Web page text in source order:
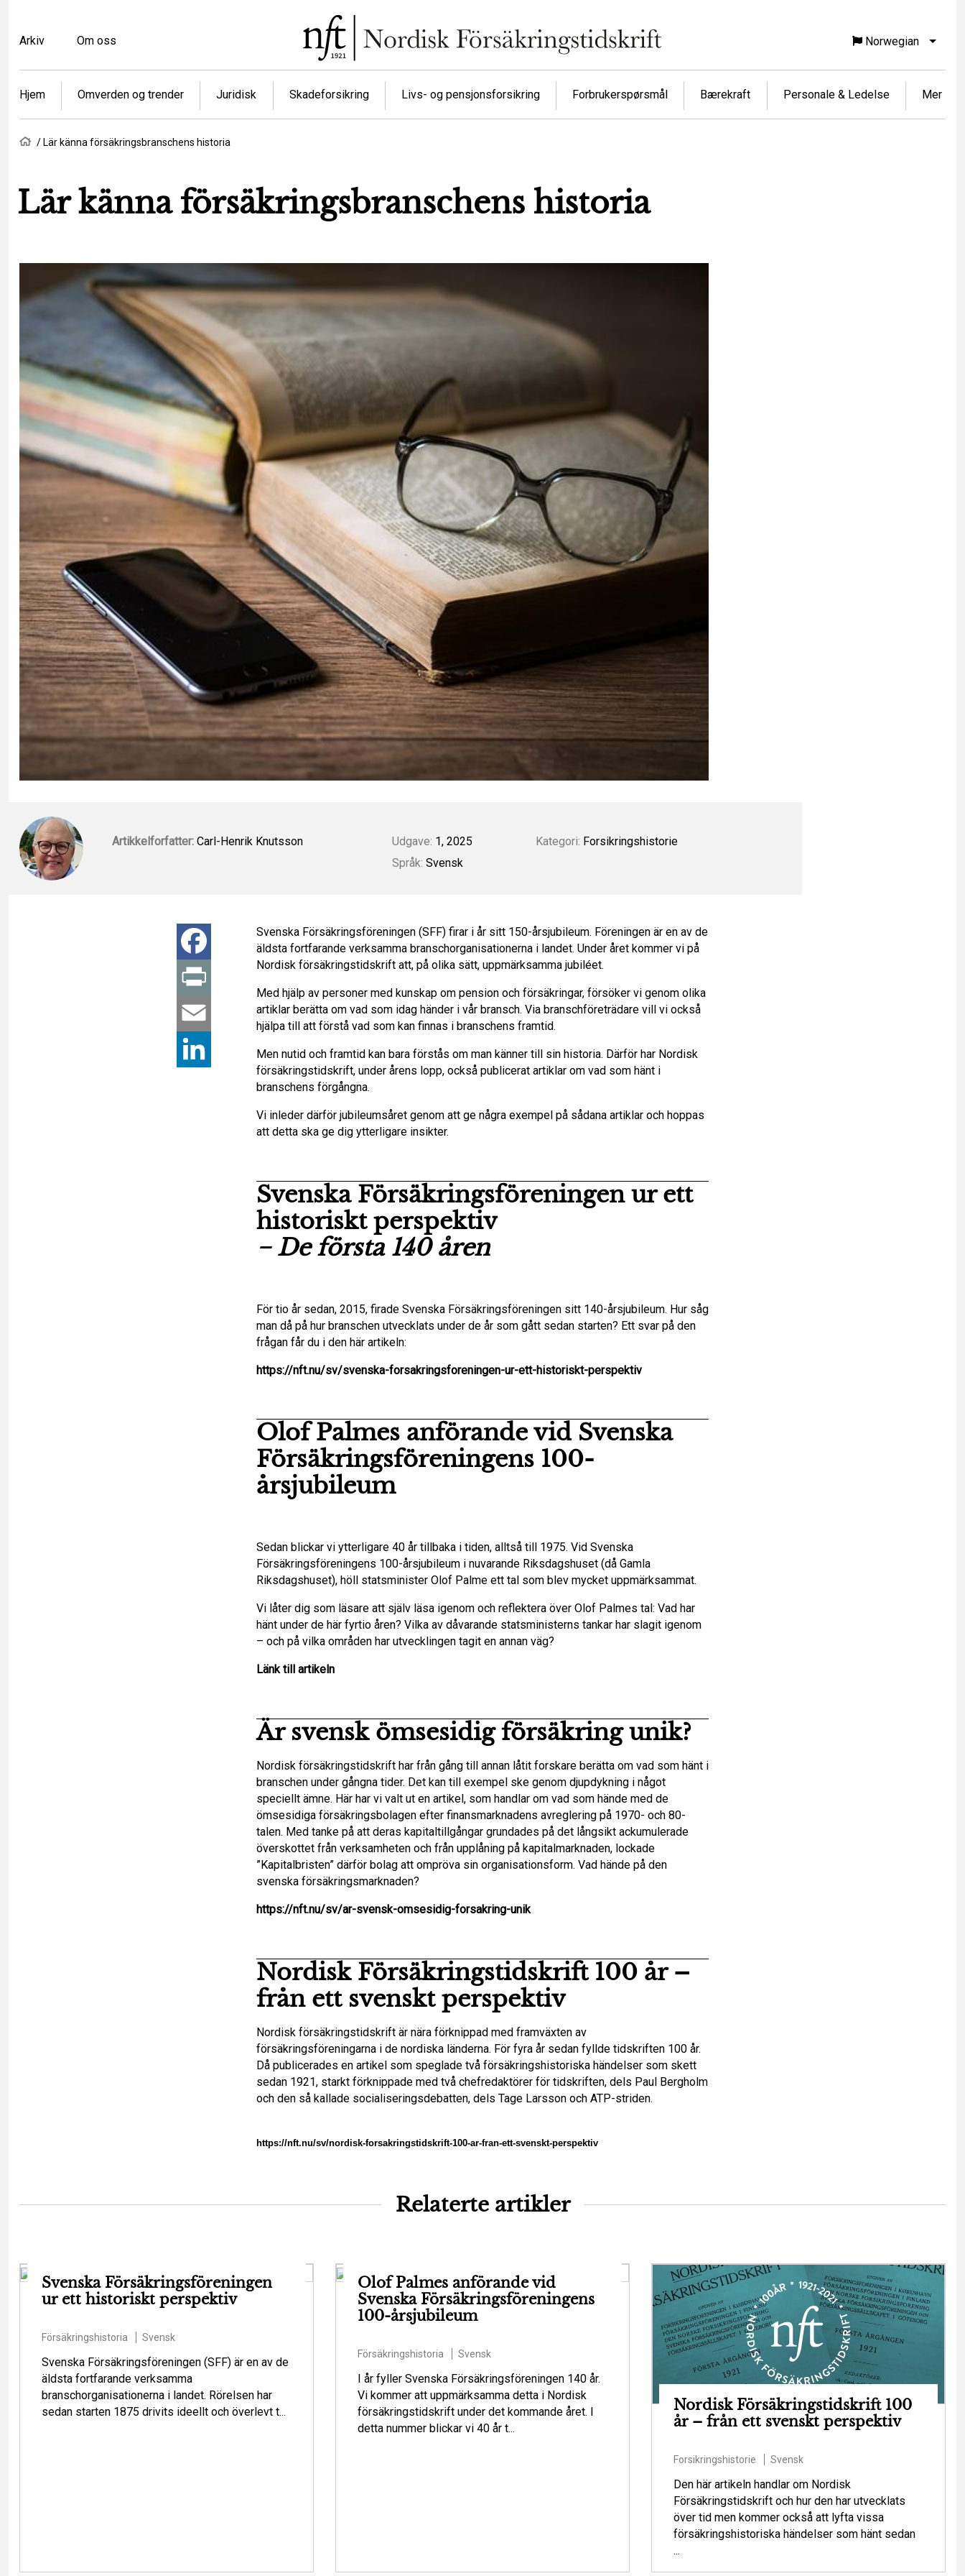
hovedinnhold
Top
menu
Arkiv Om oss Norwegian List
Article
categories
Hjem Omverden og trender Juridisk Skadeforsikring Livs- og pensjonsforsikring Forbrukerspørsmål Bærekraft Personale & Ledelse Mer
Navigasjonssti
Hjem
Lär känna försäkringsbranschens historia
Lär känna försäkringsbranschens historia
Artikkelforfatter: Carl-Henrik Knutsson Udgave: 1, 2025
Språk: Svensk
Kategori: Forsikringshistorie
Svenska Försäkringsföreningen (SFF) firar i år sitt 150-årsjubileum. Föreningen är en av de
äldsta fortfarande verksamma branschorganisationerna i landet. Under året kommer vi på
Nordisk försäkringstidskrift att, på olika sätt, uppmärksamma jubiléet.
Med hjälp av personer med kunskap om pension och försäkringar, försöker vi genom olika
artiklar berätta om vad som idag händer i vår bransch. Via branschföreträdare vill vi också
hjälpa till att förstå vad som kan finnas i branschens framtid.
Men nutid och framtid kan bara förstås om man känner till sin historia. Därför har Nordisk
försäkringstidskrift, under årens lopp, också publicerat artiklar om vad som hänt i
branschens förgångna.
Vi inleder därför jubileumsåret genom att ge några exempel på sådana artiklar och hoppas
att detta ska ge dig ytterligare insikter.
Svenska Försäkringsföreningen ur ett
historiskt perspektiv
− De första 140 åren
För tio år sedan, 2015, firade Svenska Försäkringsföreningen sitt 140-årsjubileum. Hur såg
man då på hur branschen utvecklats under de år som gått sedan starten? Ett svar på den
frågan får du i den här artikeln:
https://nft.nu/sv/svenska-forsakringsforeningen-ur-ett-historiskt-perspektiv
Olof Palmes anförande vid Svenska
Försäkringsföreningens 100-
årsjubileum
Sedan blickar vi ytterligare 40 år tillbaka i tiden, alltså till 1975. Vid Svenska
Försäkringsföreningens 100-årsjubileum i nuvarande Riksdagshuset (då Gamla
Riksdagshuset), höll statsminister Olof Palme ett tal som blev mycket uppmärksammat.
Vi låter dig som läsare att själv läsa igenom och reflektera över Olof Palmes tal: Vad har
hänt under de här fyrtio åren? Vilka av dåvarande statsministerns tankar har slagit igenom
– och på vilka områden har utvecklingen tagit en annan väg?
Länk till artikeln
Är svensk ömsesidig försäkring unik?
Nordisk försäkringstidskrift har från gång till annan låtit forskare berätta om vad som hänt i
branschen under gångna tider. Det kan till exempel ske genom djupdykning i något
speciellt ämne. Här har vi valt ut en artikel, som handlar om vad som hände med de
ömsesidiga försäkringsbolagen efter finansmarknadens avreglering på 1970- och 80-
talen. Med tanke på att deras kapitaltillgångar grundades på det långsikt ackumulerade
överskottet från verksamheten och från upplåning på kapitalmarknaden, lockade
”Kapitalbristen” därför bolag att ompröva sin organisationsform. Vad hände på den
svenska försäkringsmarknaden?
https://nft.nu/sv/ar-svensk-omsesidig-forsakring-unik
Nordisk Försäkringstidskrift 100 år –
från ett svenskt perspektiv
Nordisk försäkringstidskrift är nära förknippad med framväxten av
försäkringsföreningarna i de nordiska länderna. För fyra år sedan fyllde tidskriften 100 år.
Då publicerades en artikel som speglade två försäkringshistoriska händelser som skett
sedan 1921, starkt förknippade med två chefredaktörer för tidskriften, dels Paul Bergholm
och den så kallade socialiseringsdebatten, dels Tage Larsson och ATP-striden.
https://nft.nu/sv/nordisk-forsakringstidskrift-100-ar-fran-ett-svenskt-perspektiv
Relaterte artikler
Svenska Försäkringsföreningen
ur ett historiskt perspektiv
Försäkringshistoria Svensk
Svenska Försäkringsföreningen (SFF) är en av de
äldsta fortfarande verksamma
branschorganisationerna i landet. Rörelsen har
sedan starten 1875 drivits ideellt och överlevt t...
Olof Palmes anförande vid
Svenska Försäkringsföreningens
100-årsjubileum
Försäkringshistoria Svensk
I år fyller Svenska Försäkringsföreningen 140 år.
Vi kommer att uppmärksamma detta i Nordisk
försäkringstidskrift under det kommande året. I
detta nummer blickar vi 40 år t...
Nordisk Försäkringstidskrift 100
år – från ett svenskt perspektiv
Forsikringshistorie Svensk
Den här artikeln handlar om Nordisk
Försäkringstidskrift och hur den har utvecklats
över tid men kommer också att lyfta vissa
försäkringshistoriska händelser som hänt sedan
...